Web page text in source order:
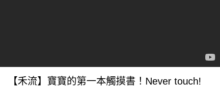
【禾流】寶寶的第一本觸摸書！Never touch!